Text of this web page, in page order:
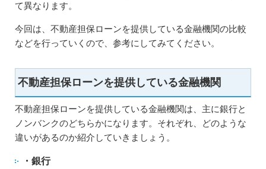
て異なります。
今回は、不動産担保ローンを提供している金融機関の比較
などを行っていくので、参考にしてみてください。
不動産担保ローンを提供している金融機関
不動産担保ローンを提供している金融機関は、主に銀行と
ノンバンクのどちらかになります。それぞれ、どのような
違いがあるのか紹介していきましょう。
・銀行